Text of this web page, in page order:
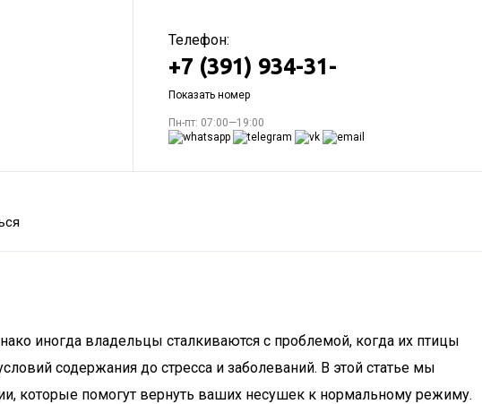
Телефон:
+7 (391) 934-31-
Показать номер
Пн-пт: 07:00—19:00
иногда владельцы сталкиваются с проблемой, когда их птицы
содержания до стресса и заболеваний. В этой статье мы
которые помогут вернуть ваших несушек к нормальному режиму.